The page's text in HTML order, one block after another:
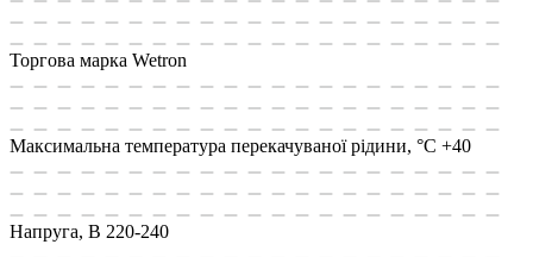
Торгова марка Wetron
Максимальна температура перекачуваної рідини, °C +40
Напруга, В 220-240